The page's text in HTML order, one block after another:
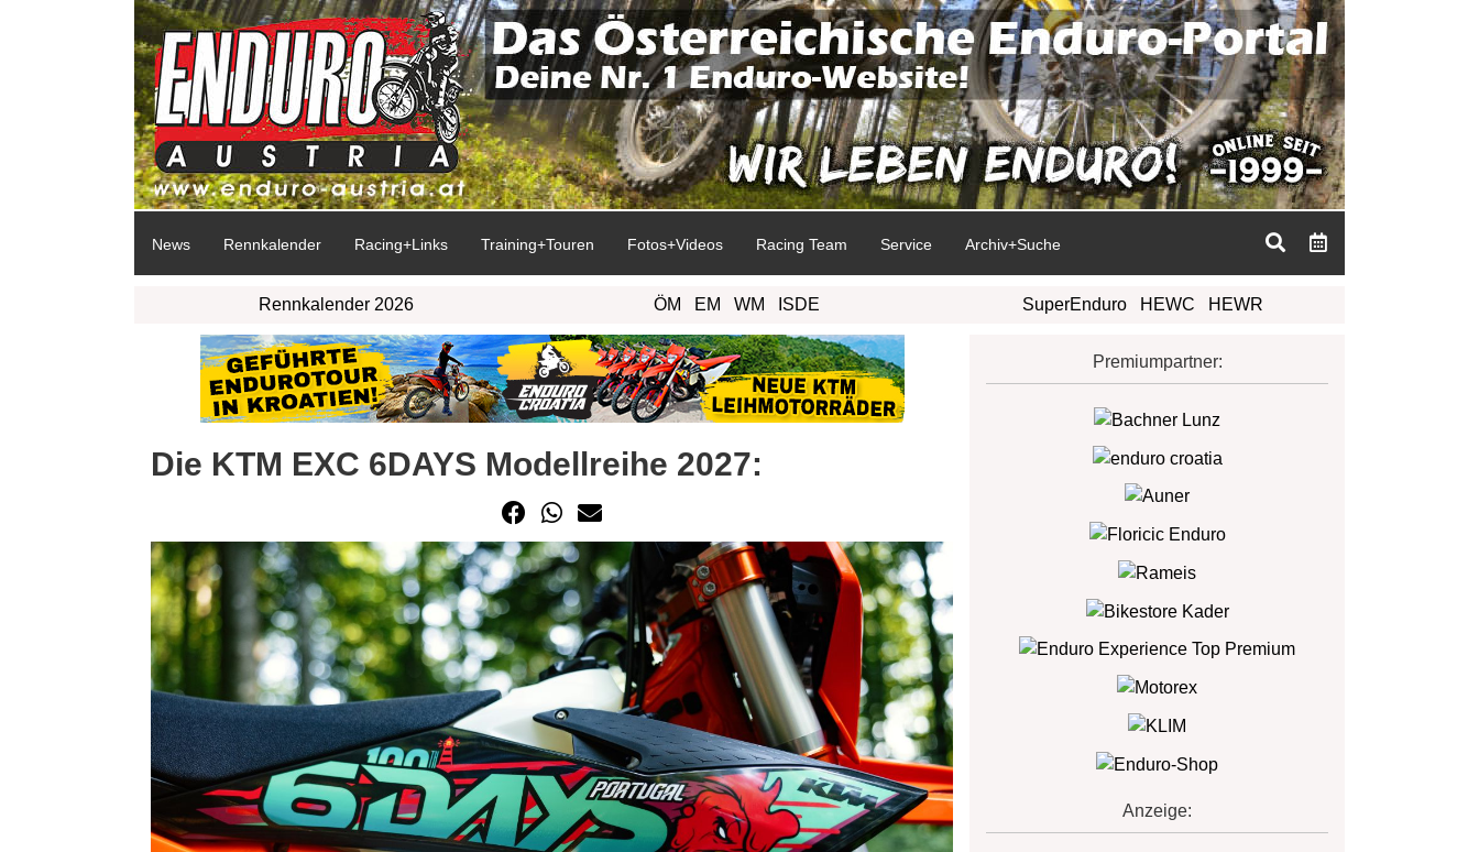
News Rennkalender Racing+Links Training+Touren Fotos+Videos Racing Team Service Archiv+Suche
Rennkalender 2026 ÖM EM WM ISDE SuperEnduro HEWC HEWR
Die KTM EXC 6DAYS Modellreihe 2027:
Premiumpartner:
Anzeige: